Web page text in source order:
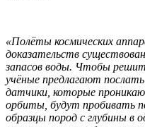
«Полёты космических
доказательств
запасов воды. Чтобы
учёные предлагают
датчики, которые
орбиты, будут пробивать
образцы пород с глубины в